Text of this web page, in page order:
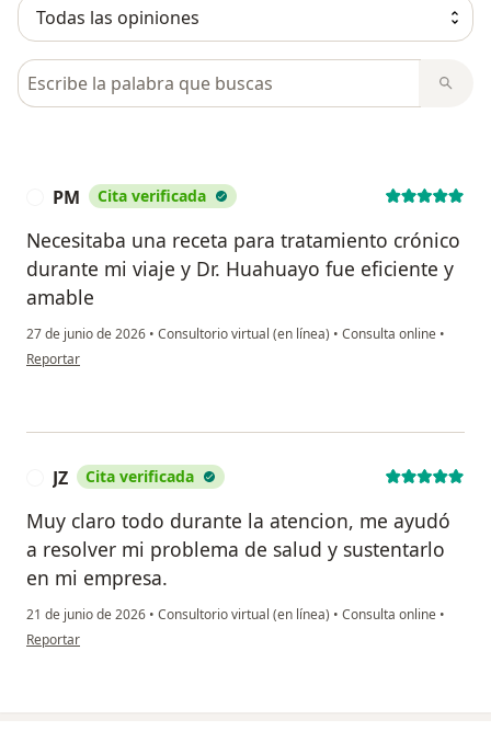
Busca en opiniones
PM Cita verificada
Necesitaba una receta para tratamiento crónico
durante mi viaje y Dr. Huahuayo fue eficiente y
amable
27 de junio de 2026 • Consultorio virtual (en línea) • Consulta online •
en opinión del usuario PM
Reportar
JZ Cita verificada
Muy claro todo durante la atencion, me ayudó
a resolver mi problema de salud y sustentarlo
en mi empresa.
21 de junio de 2026 • Consultorio virtual (en línea) • Consulta online •
en opinión del usuario JZ
Reportar